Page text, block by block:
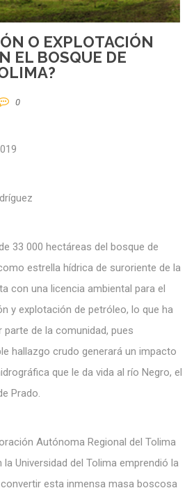
O EXPLOTACIÓN
EL BOSQUE DE
0
33 000 hectáreas del bosque de
estrella hídrica de suroriente de la
con una licencia ambiental para el
y explotación de petróleo, lo que ha
de la comunidad, pues
hallazgo crudo generará un impacto
que le da vida al río Negro, el
Prado.
Autónoma Regional del Tolima
la Universidad del Tolima emprendió la
esta inmensa masa boscosa